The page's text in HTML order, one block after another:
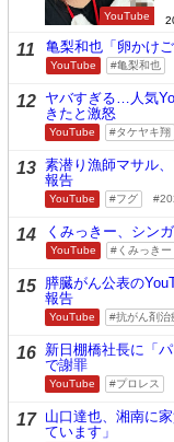
YouTube
11 亀梨和也「卵かけ
YouTube 亀梨和也
12 ヤバすぎる…人気
きたと激怒
YouTube タケヤキ翔
13 素潜り漁師マサル
報告
YouTube フグ
14 くみっきー、シン
YouTube くみっきー
15 膵臓がん公表の
報告
YouTube 抗がん剤治
16 新日棚橋社長に「
で謝罪
YouTube プロレス
17 山口達也、湘南に
ています」